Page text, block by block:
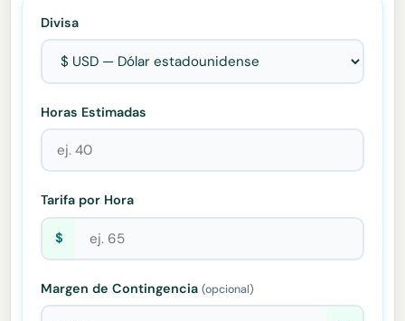
Divisa
Horas Estimadas
Tarifa por Hora
$
Margen de Contingencia(opcional)